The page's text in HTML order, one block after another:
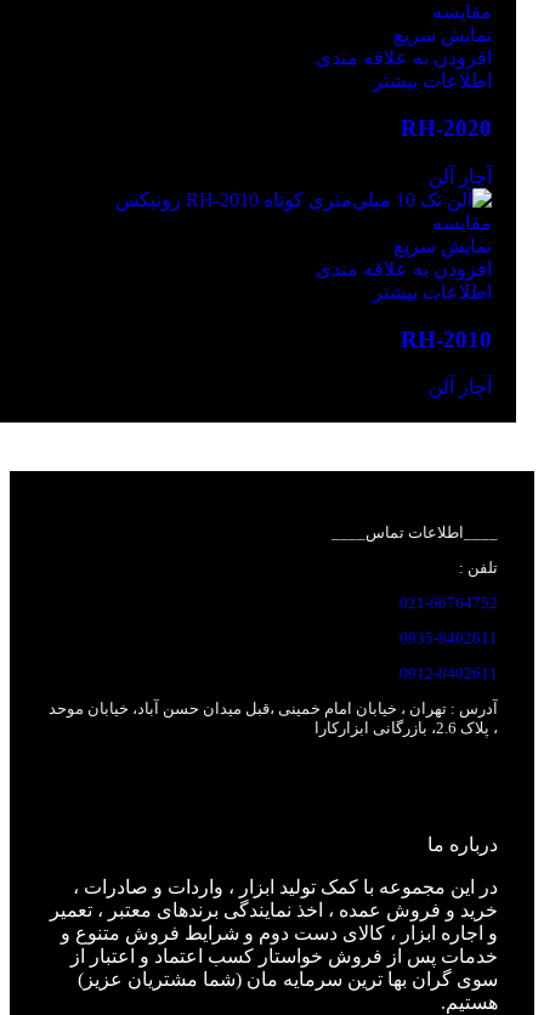
مقايسه
نمایش سریع
افزودن به علاقه مندی
اطلاعات بیشتر
RH-2020
آچار آلن
مقايسه
نمایش سریع
افزودن به علاقه مندی
اطلاعات بیشتر
RH-2010
آچار آلن
____اطلاعات تماس____
تلفن :
021-66764752
0935-8402611
0912-8402611
آدرس : تهران ، خیابان امام خمینی ،قبل میدان حسن آباد، خیابان موحد
، پلاک 2.6، بازرگانی ابزارکارا
درباره ما
در این مجموعه با کمک تولید ابزار ، واردات و صادرات ،
خرید و فروش عمده ، اخذ نمایندگی برندهای معتبر ، تعمیر
و اجاره ابزار ، کالای دست دوم و شرایط فروش متنوع و
خدمات پس از فروش خواستار کسب اعتماد و اعتبار از
سوی گران بها ترین سرمایه مان (شما مشتریان عزیز)
هستیم.